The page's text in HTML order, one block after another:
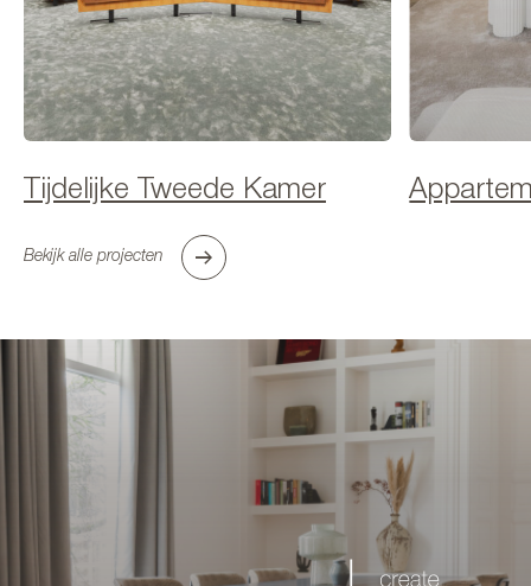
Tijdelijke Tweede Kamer
Bekijk alle projecten